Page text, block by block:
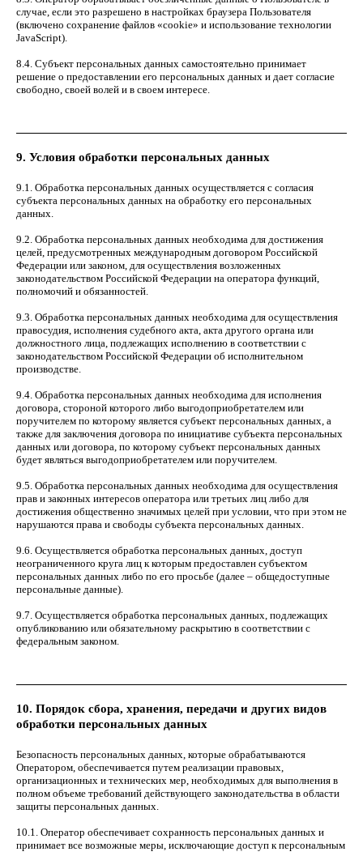
случае, если это разрешено в настройках браузера Пользователя
(включено сохранение файлов «cookie» и использование технологии
JavaScript).
8.4. Субъект персональных данных самостоятельно принимает
решение о предоставлении его персональных данных и дает согласие
свободно, своей волей и в своем интересе.
9. Условия обработки персональных данных
9.1. Обработка персональных данных осуществляется с согласия
субъекта персональных данных на обработку его персональных
данных.
9.2. Обработка персональных данных необходима для достижения
целей, предусмотренных международным договором Российской
Федерации или законом, для осуществления возложенных
законодательством Российской Федерации на оператора функций,
полномочий и обязанностей.
9.3. Обработка персональных данных необходима для осуществления
правосудия, исполнения судебного акта, акта другого органа или
должностного лица, подлежащих исполнению в соответствии с
законодательством Российской Федерации об исполнительном
производстве.
9.4. Обработка персональных данных необходима для исполнения
договора, стороной которого либо выгодоприобретателем или
поручителем по которому является субъект персональных данных, а
также для заключения договора по инициативе субъекта персональных
данных или договора, по которому субъект персональных данных
будет являться выгодоприобретателем или поручителем.
9.5. Обработка персональных данных необходима для осуществления
прав и законных интересов оператора или третьих лиц либо для
достижения общественно значимых целей при условии, что при этом не
нарушаются права и свободы субъекта персональных данных.
9.6. Осуществляется обработка персональных данных, доступ
неограниченного круга лиц к которым предоставлен субъектом
персональных данных либо по его просьбе (далее – общедоступные
персональные данные).
9.7. Осуществляется обработка персональных данных, подлежащих
опубликованию или обязательному раскрытию в соответствии с
федеральным законом.
10. Порядок сбора, хранения, передачи и других видов
обработки персональных данных
Безопасность персональных данных, которые обрабатываются
Оператором, обеспечивается путем реализации правовых,
организационных и технических мер, необходимых для выполнения в
полном объеме требований действующего законодательства в области
защиты персональных данных.
10.1. Оператор обеспечивает сохранность персональных данных и
принимает все возможные меры, исключающие доступ к персональным
© 2007–2026
Проекты
Услуги
События
О компании
+7 (8112) 72-72-
01
spectr@gpspectr.ru
Политика
конфиденциальности
вSupport
странца в vk
+7 (812) 448-55-
31